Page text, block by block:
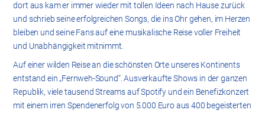
dort aus kam er immer wieder mit tollen Ideen nach Hause zurück
und schrieb seine erfolgreichen Songs, die ins Ohr gehen, im Herzen
bleiben und seine Fans auf eine musikalische Reise voller Freiheit
und Unabhängigkeit mitnimmt.
Auf einer wilden Reise an die schönsten Orte unseres Kontinents
entstand ein „Fernweh-Sound“. Ausverkaufte Shows in der ganzen
Republik, viele tausend Streams auf Spotify und ein Benefizkonzert
mit einem irren Spendenerfolg von 5.000 Euro aus 400 begeisterten